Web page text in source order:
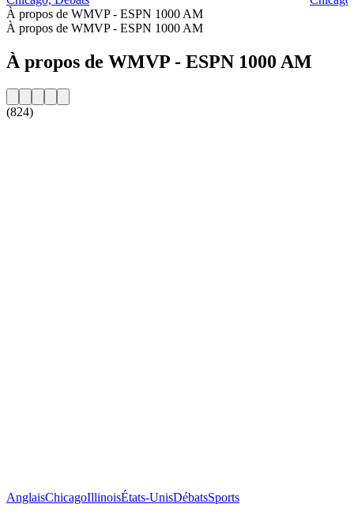
À propos de WMVP - ESPN 1000 AM
À propos de WMVP - ESPN 1000 AM
À propos de WMVP - ESPN 1000 AM
(824)
AnglaisChicagoIllinoisÉtats-UnisDébatsSports